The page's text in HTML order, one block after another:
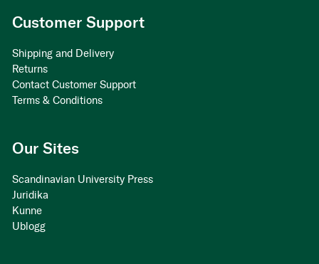
Customer Support
Shipping and Delivery
Returns
Contact Customer Support
Terms & Conditions
Our Sites
Scandinavian University Press
Juridika
Kunne
Ublogg